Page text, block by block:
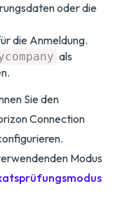
oder die
die Anmeldung.
als
Sie den
Connection
Modus